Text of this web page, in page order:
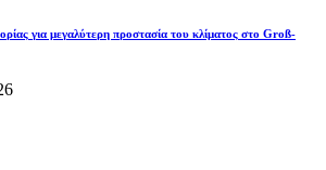
για μεγαλύτερη προστασία του κλίματος στο Groß-